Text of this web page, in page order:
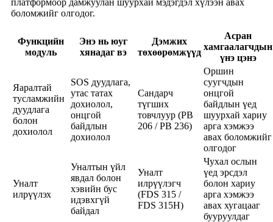
боломжийг олгодог.
Функцийн
модуль
Энэ нь юуг
хянадаг вэ
Дэмжих
төхөөрөмжүүд
Асран
хамгаалагчдын
үнэ цэнэ
Яаралтай
тусламжийн
дуудлага
болон
дохиолол
SOS дуудлага,
утас татах
дохиолол,
онцгой
байдлын
дохиолол
Сандарч
түгших
товчлуур (PB
206 / PB 236)
Оршин
суугчдын
онцгой
байдлын үед
шуурхай хариу
арга хэмжээ
авах боломжийг
олгодог
Уналт
илрүүлэх
Уналтын үйл
явдал болон
хэвийн бус
идэвхгүй
байдал
Уналт
илрүүлэгч
(FDS 315 /
FDS 315H)
Чухал ослын
үед эрсдэл
болон хариу
арга хэмжээ
авах хугацааг
бууруулдаг